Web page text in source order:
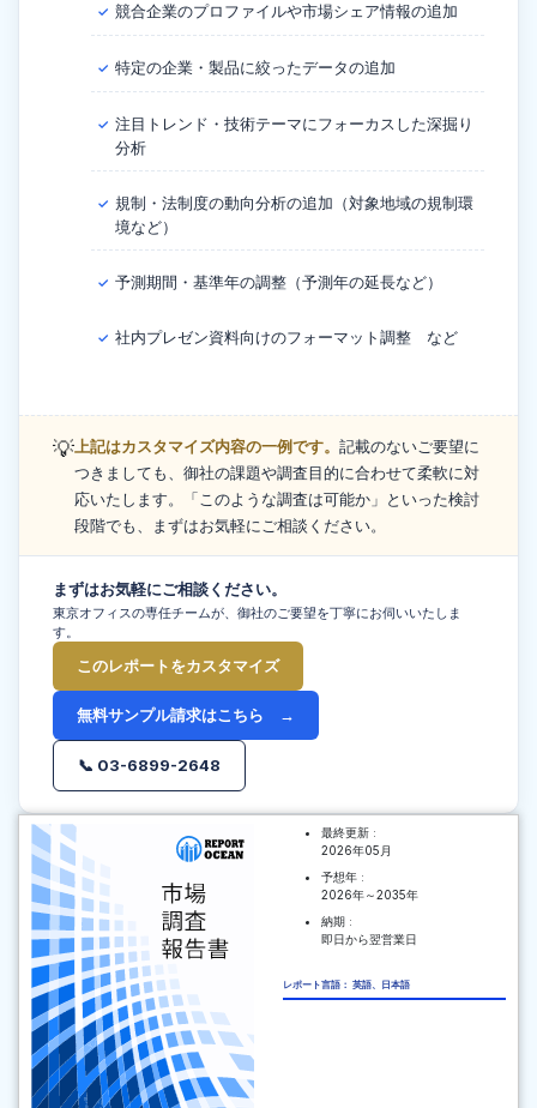
✓ 競合企業のプロファイルや市場シェア情報の追加
✓ 特定の企業・製品に絞ったデータの追加
✓ 注目トレンド・技術テーマにフォーカスした深掘り
分析
✓ 規制・法制度の動向分析の追加（対象地域の規制環
境など）
✓ 予測期間・基準年の調整（予測年の延長など）
✓ 社内プレゼン資料向けのフォーマット調整 など
💡上記はカスタマイズ内容の一例です。 記載のないご要望に
つきましても、御社の課題や調査目的に合わせて柔軟に対
応いたします。「このような調査は可能か」といった検討
段階でも、まずはお気軽にご相談ください。
まずはお気軽にご相談ください。
東京オフィスの専任チームが、御社のご要望を丁寧にお伺いいたしま
す。
このレポートをカスタマイズ
無料サンプル請求はこちら →
📞 03-6899-2648
最終更新 :
2026年05月
予想年 :
2026年～2035年
納期 :
即日から翌営業日
レポート言語： 英語、日本語